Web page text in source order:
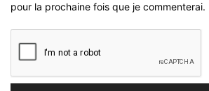
pour la prochaine fois que je commenterai.